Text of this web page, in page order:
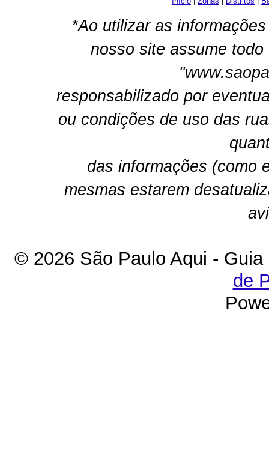
*Ao utilizar as
nosso site assume
responsabilizado por
ou condições de uso das
das informações (como
mesmas estarem
© 2026 São Paulo Aqui -
de